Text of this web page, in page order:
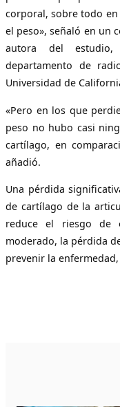
corporal, sobre todo
el peso», señaló en un
autora del
departamento de
Universidad de
«Pero en los que
peso no hubo casi
cartílago, en
añadió.
Una pérdida
de cartílago de la
reduce el riesgo de
moderado, la pérdida
prevenir la